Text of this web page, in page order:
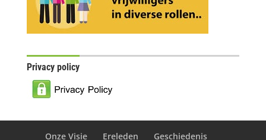
Privacy policy
Onze Visie Ereleden Geschiedenis